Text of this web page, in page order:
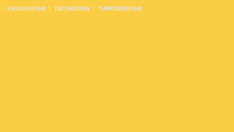
KAZAKHSTAN TADJIKISTAN TURKMÉNISTAN